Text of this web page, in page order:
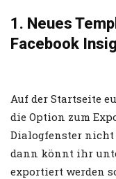
1. Neues
Facebook
Auf der Startseite
die Option zum
Dialogfenster
dann könnt ihr
exportiert werden